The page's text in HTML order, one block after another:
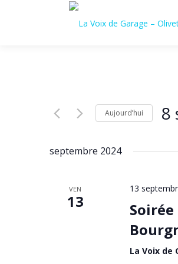
Aujourd’hui 8
septembre 2024
VEN
13
13
La Voix de